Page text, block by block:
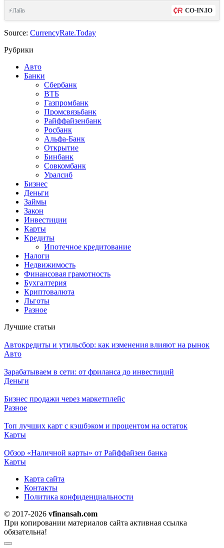
⚡Лайв CO-IN.IO
Source: CurrencyRate.Today
Рубрики
Авто
Банки
Сбербанк
ВТБ
Газпромбанк
Промсвязьбанк
Райффайзенбанк
Росбанк
Альфа-Банк
Открытие
Бинбанк
Совкомбанк
Уралсиб
Бизнес
Деньги
Займы
Закон
Инвестиции
Карты
Кредиты
Ипотечное кредитование
Налоги
Недвижимость
Финансовая грамотность
Бухгалтерия
Криптовалюта
Льготы
Разное
Лучшие статьи
Автокредиты и утильсбор: как изменения влияют на рынок
Авто
Зарабатываем в сети: от фриланса до инвестиций
Деньги
Бизнес продажи через маркетплейс
Разное
Топ лучших карт с кэшбэком и процентом на остаток
Карты
Обзор «Наличной карты» от Райффайзен банка
Карты
Карта сайта
Контакты
Политика конфиденциальности
© 2017-2026 vfinansah.com
При копировании материалов сайта активная ссылка
обязательна!